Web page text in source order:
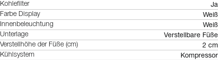
Kohlefilter Ja
Farbe Display Weiß
Innenbeleuchtung Weiß
Unterlage Verstellbare Füße
Verstellhöhe der Füße (cm) 2 cm
Kühlsystem Kompressor